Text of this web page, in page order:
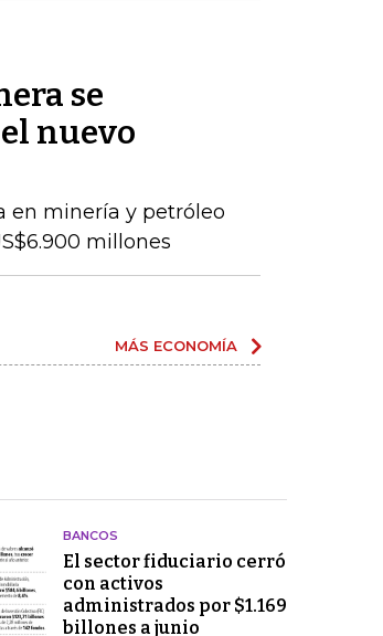
se
nuevo
en minería y petróleo
millones
MÁS ECONOMÍA
BANCOS
El sector fiduciario cerró
con activos
administrados por $1.169
billones a junio